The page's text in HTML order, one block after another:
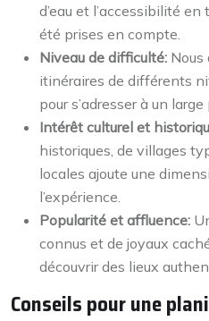
d’eau et l’accessibilité
été prises en compte.
Niveau de difficulté:
itinéraires de différents
pour s’adresser à un large
Intérêt culturel et
historiques, de villages
locales ajoute une
l’expérience.
Popularité et affluence:
connus et de joyaux
découvrir des lieux
Conseils pour une